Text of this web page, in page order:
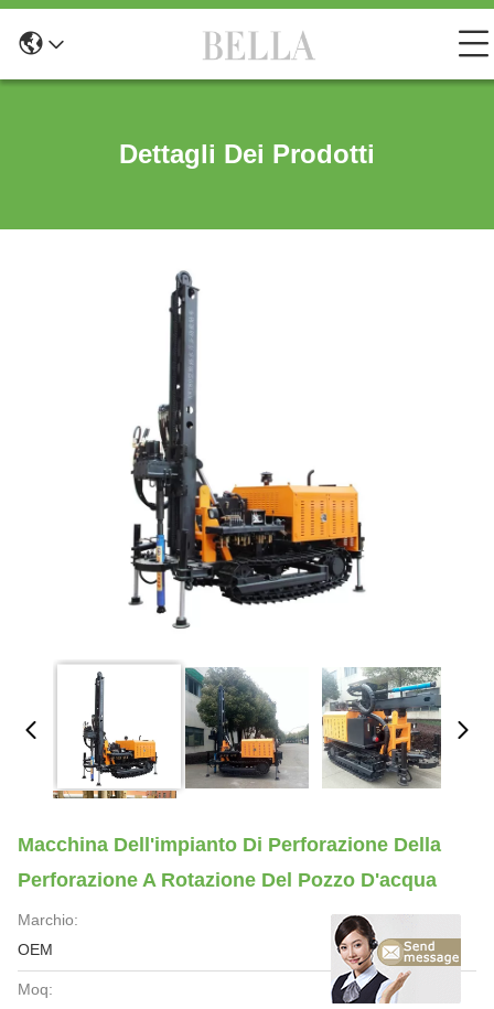
Dettagli Dei Prodotti
Macchina Dell'impianto Di Perforazione Della
Perforazione A Rotazione Del Pozzo D'acqua
Marchio:
OEM
Moq: